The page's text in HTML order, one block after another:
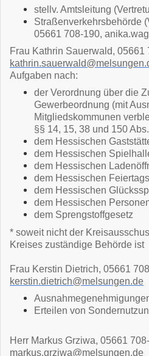
stellv. Amtsleitung
Straßenverkehrsbehörde
05661 708-190,
Frau Kathrin Sauerwald, 05661
Aufgaben nach:
der Verordnung über die
Gewerbeordnung (mit
Mitgliedskommunen
§§ 14, 15, 38 und 150
dem Hessischen
dem Hessischen
dem Hessischen
dem Hessischen
dem Hessischen
dem Hessischen
dem Sprengstoffgesetz
* soweit nicht der
Kreises zuständige Behörde ist
Frau Kerstin Dietrich, 05661
kerstin.dietrich@melsungen.de
Erteilen von
Herr Markus Grziwa, 05661
markus.grziwa@melsungen.de